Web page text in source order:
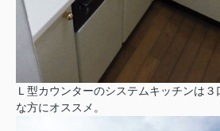
Ｌ型カウンターのシステムキッチンは
な方にオススメ。